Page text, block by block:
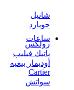
شانيل
جويارد
ساعات
رولكس
باتيك فيليب
أوديمار بيغيه
Cartier
سواتش